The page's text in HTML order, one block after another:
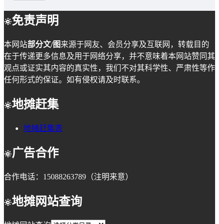
免责声明
本网站部分文/图来源于网友、会员分享及互联网，转载目的
在于传递更多信息及用于网络分享，并不意味着本网站赞同其
观点或证实其内容的真实性，我们不对其科学性、严肃性等作
任何形式的保证。如有侵权请及时联系。
地摊赶集
地摊赶集表
广告合作
合作电话：15088263789（注明来意）
地摊网站查询